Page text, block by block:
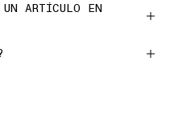
ARTÍCULO EN